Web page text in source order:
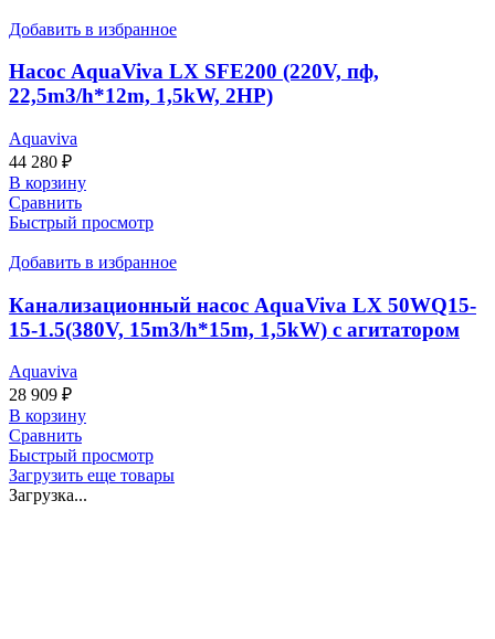
Добавить в избранное
Насос AquaViva LX SFE200 (220V, пф,
22,5m3/h*12m, 1,5kW, 2HP)
Aquaviva
44 280 ₽
В корзину
Сравнить
Быстрый просмотр
Добавить в избранное
Канализационный насос AquaViva LX 50WQ15-
15-1.5(380V, 15m3/h*15m, 1,5kW) с агитатором
Aquaviva
28 909 ₽
В корзину
Сравнить
Быстрый просмотр
Загрузить еще товары
Загрузка...